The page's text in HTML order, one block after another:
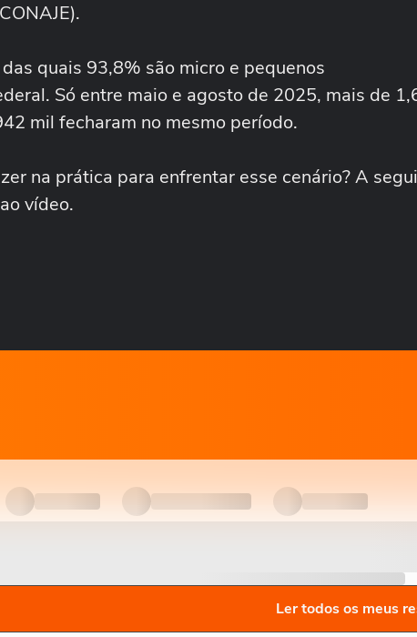
quais 93,8% são micro e pequenos
Só entre maio e agosto de 2025, mais de
mil fecharam no mesmo período.
na prática para enfrentar esse cenário? A
vídeo.
Ler todos os meus